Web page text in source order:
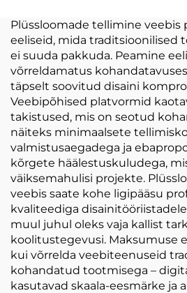
Plush Mänguasjad
Personaliseerimine
Plüssloomade tellimine
eeliseid, mida traditsioonilised
ei suuda pakkuda. Peamine
võrreldamatus
täpselt soovitud disaini
Veebipõhised platvormid
takistused, mis on seotud
näiteks minimaalsete
valmistusaegadega ja
kõrgete häälestuskuludega,
väiksemahulisi projekte.
veebis saate kohe ligipääsu
kvaliteediga
muul juhul oleks vaja kallist
koolitustegevusi. Maksumuse
kui võrrelda veebiteenuseid
kohandatud tootmisega –
kasutavad skaala-eesmärke ja